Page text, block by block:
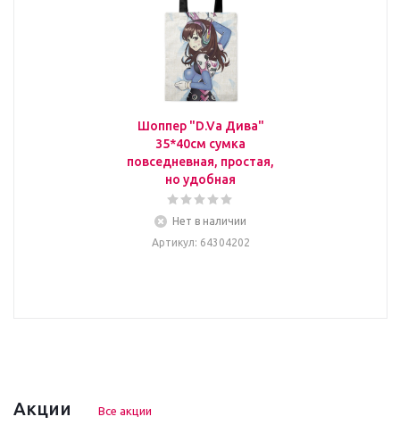
Шоппер "D.Va Дива"
35*40см сумка
повседневная, простая,
но удобная
Нет в наличии
Артикул: 64304202
Акции Все акции